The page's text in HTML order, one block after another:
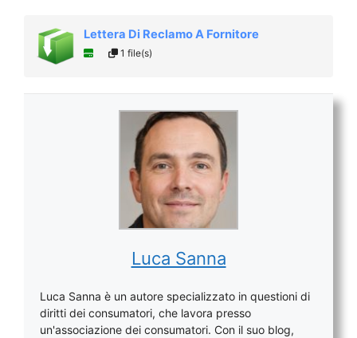
Lettera Di Reclamo A Fornitore
1 file(s)
Luca Sanna
Luca Sanna è un autore specializzato in questioni di
diritti dei consumatori, che lavora presso
un'associazione dei consumatori. Con il suo blog,